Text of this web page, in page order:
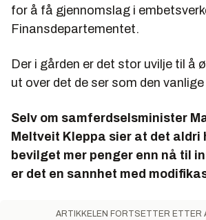
for å få gjennomslag i
Finansdepartementet.
Der i gården er det stor uvilje til å
ut over det de ser som den
Selv om samferdselsminister
Meltveit Kleppa sier at det aldri
bevilget mer penger enn nå til
er det en sannhet med
ARTIKKELEN FORTSETTER ETTER